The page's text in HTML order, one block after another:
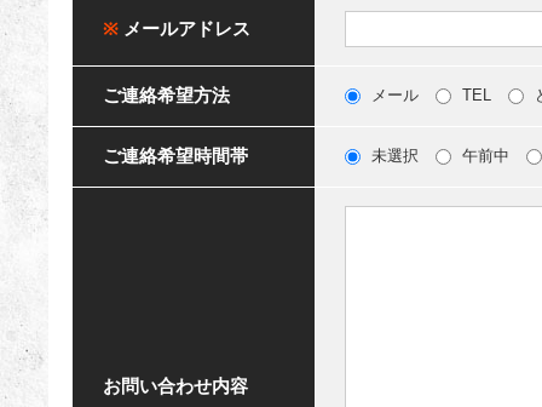
※ メールアドレス
ご連絡希望方法 メール TEL
ご連絡希望時間帯 未選択 午前中
お問い合わせ内容